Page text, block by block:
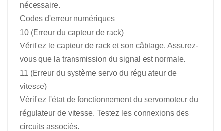
nécessaire.
Codes d'erreur numériques
10 (Erreur du capteur de rack)
Vérifiez le capteur de rack et son câblage. Assurez-
vous que la transmission du signal est normale.
11 (Erreur du système servo du régulateur de
vitesse)
Vérifiez l'état de fonctionnement du servomoteur du
régulateur de vitesse. Testez les connexions des
circuits associés.